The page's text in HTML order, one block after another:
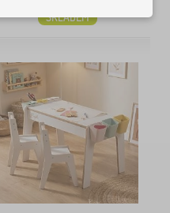
SKLADEM